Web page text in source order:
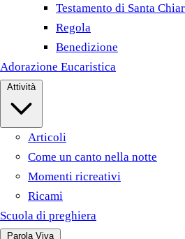
Testamento di Santa
Regola
Benedizione
Adorazione Eucaristica
Articoli
Come un canto nella notte
Momenti ricreativi
Ricami
Scuola di preghiera